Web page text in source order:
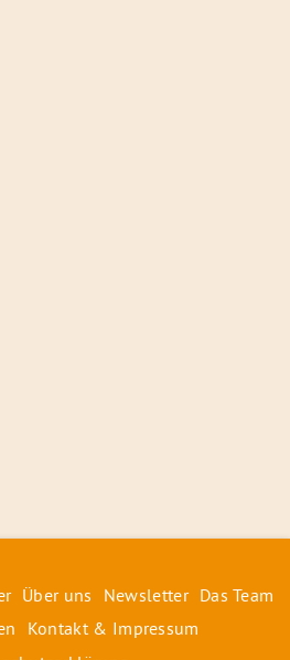
Über uns Newsletter Das Team
Kontakt & Impressum